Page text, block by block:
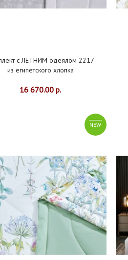
с ЛЕТНИМ одеялом 2217
из египетского хлопка
16 670.00 р.
NEW